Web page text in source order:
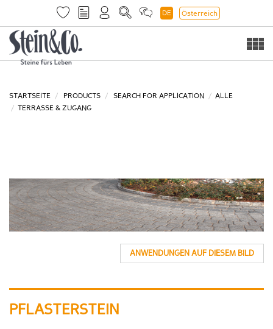
DE Österreich
STARTSEITE PRODUCTS SEARCH FOR APPLICATION
ALLE
TERRASSE & ZUGANG
ANWENDUNGEN AUF DIESEM BILD
PFLASTERSTEIN